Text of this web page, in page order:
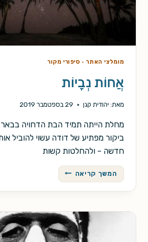
מומלצי האתר· סיפורי מקור
אֲחוֹת נְבָיוֹת
מאת: יהודית קגן 29 בספטמבר 2019
מחלת הייתה תמיד הבת הדחויה בבאר
ביקור מפתיע של דודה עשוי להוביל
חדשה – ולהחלטות קשות
המשך קריאה אֲחוֹת
נְבָיוֹת